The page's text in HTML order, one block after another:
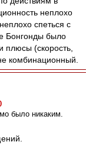
неплохо
спеться с
Бонгонды было
плюсы (скорость,
комбинационный.
было никаким.